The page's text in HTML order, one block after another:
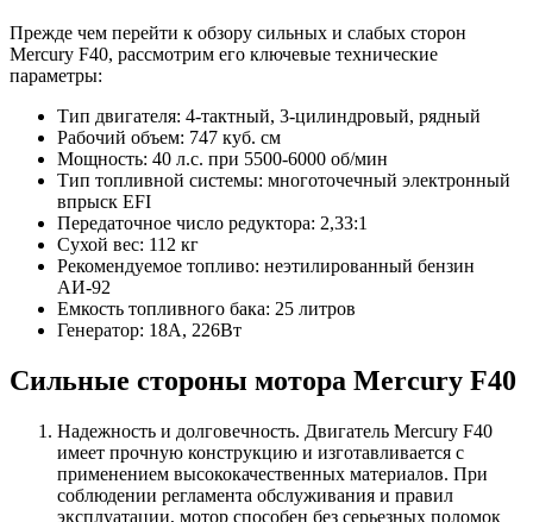
Прежде чем перейти к обзору сильных и слабых сторон
Mercury F40, рассмотрим его ключевые технические
параметры:
Тип двигателя: 4-тактный, 3-цилиндровый, рядный
Рабочий объем: 747 куб. см
Мощность: 40 л.с. при 5500-6000 об/мин
Тип топливной системы: многоточечный электронный
впрыск EFI
Передаточное число редуктора: 2,33:1
Сухой вес: 112 кг
Рекомендуемое топливо: неэтилированный бензин
АИ-92
Емкость топливного бака: 25 литров
Генератор: 18А, 226Вт
Сильные стороны мотора Mercury F40
Надежность и долговечность. Двигатель Mercury F40
имеет прочную конструкцию и изготавливается с
применением высококачественных материалов. При
соблюдении регламента обслуживания и правил
эксплуатации, мотор способен без серьезных поломок